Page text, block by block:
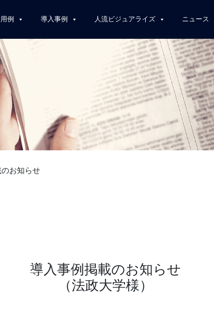
例 導入事例 人流ビジュアライズ ニュース
お知らせ
導入事例掲載のお知らせ
（法政大学様）